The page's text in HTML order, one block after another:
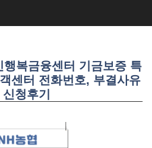
복금융센터 기금보증 특
센터 전화번호, 부결사유
신청후기